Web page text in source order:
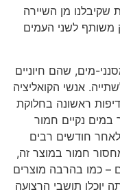
שקיבלנו מן השיירה
משותף לשני העמים
מים, שהם חיוניים
אנשי הקואליציה
ראשונה בחלוקת
נקיים חמור
חודשים רבים
חמור במוצר זה,
– כמו בהרבה מוצרים
יוכלו תושבי הרצועה